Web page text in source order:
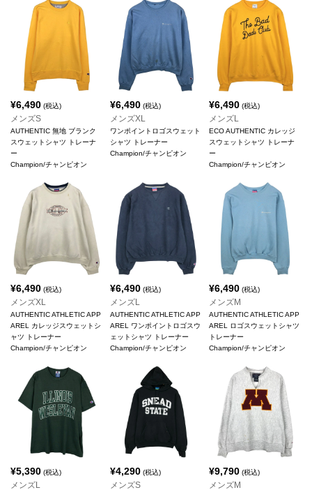
¥6,490 (税込)
メンズS
AUTHENTIC 無地 ブランク
スウェットシャツ トレーナ
ー
Champion/チャンピオン
¥6,490(税込)
メンズXL
ワンポイントロゴスウェット
シャツ トレーナー
Champion/チャンピオン
¥6,490 (税込)
メンズL
ECO AUTHENTIC カレッジ
スウェットシャツ トレーナ
ー
Champion/チャンピオン
¥6,490 (税込)
メンズXL
AUTHENTIC ATHLETIC APP
AREL カレッジスウェットシ
ャツ トレーナー
Champion/チャンピオン
¥6,490(税込)
メンズL
AUTHENTIC ATHLETIC APP
AREL ワンポイントロゴスウ
ェットシャツ トレーナー
Champion/チャンピオン
¥6,490 (税込)
メンズM
AUTHENTIC ATHLETIC APP
AREL ロゴスウェットシャツ
トレーナー
Champion/チャンピオン
¥5,390 (税込)
メンズL
¥4,290(税込)
メンズS
¥9,790 (税込)
メンズM